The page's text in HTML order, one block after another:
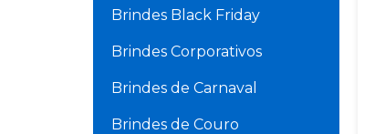
Brindes Black Friday
Brindes Corporativos
Brindes de Carnaval
Brindes de Couro